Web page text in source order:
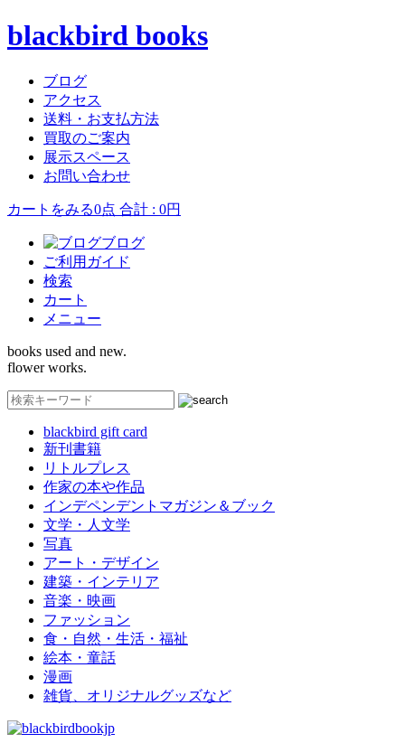
blackbird books
ブログ
アクセス
送料・お支払方法
買取のご案内
展示スペース
お問い合わせ
カートをみる0点 合計 : 0円
ブログ
ご利用ガイド
検索
カート
メニュー
books used and new.
flower works.
blackbird gift card
新刊書籍
リトルプレス
作家の本や作品
インデペンデントマガジン＆ブック
文学・人文学
写真
アート・デザイン
建築・インテリア
音楽・映画
ファッション
食・自然・生活・福祉
絵本・童話
漫画
雑貨、オリジナルグッズなど